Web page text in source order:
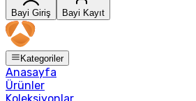
Bayi Giriş Bayi Kayıt
Kategoriler
Anasayfa
Ürünler